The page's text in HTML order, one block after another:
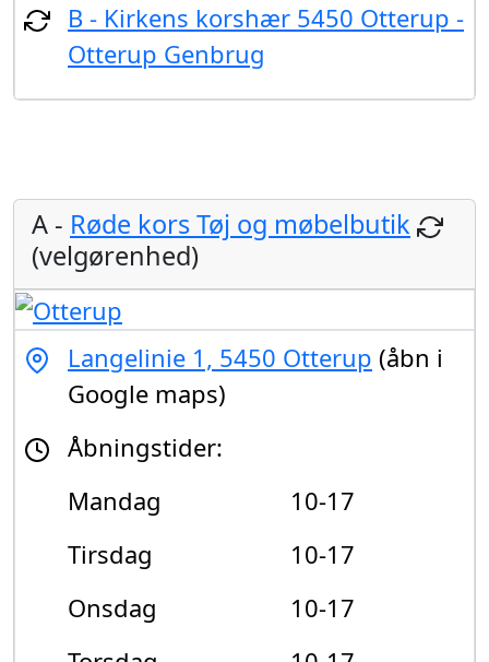
B - Kirkens korshær 5450 Otterup -
Otterup Genbrug
A - Røde kors Tøj og møbelbutik
(velgørenhed)
Langelinie 1, 5450 Otterup (åbn i
Google maps)
Åbningstider:
Mandag
10-17
Tirsdag
10-17
Onsdag
10-17